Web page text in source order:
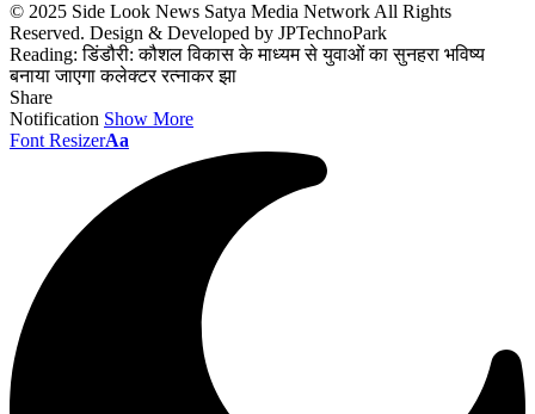
© 2025 Side Look News Satya Media Network All Rights
Reserved. Design & Developed by JPTechnoPark
Reading: डिंडौरी: कौशल विकास के माध्यम से युवाओं का सुनहरा भविष्य
बनाया जाएगा कलेक्टर रत्नाकर झा
Share
Notification Show More
Font ResizerAa